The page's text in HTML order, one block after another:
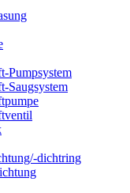
Pumpsystem
Saugsystem
dichtring